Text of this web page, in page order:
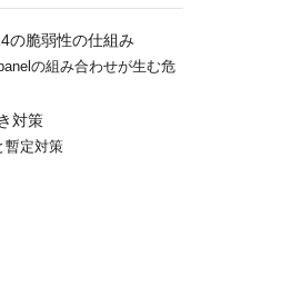
の脆弱性の仕組み
の組み合わせが生む危
対策
暫定対策